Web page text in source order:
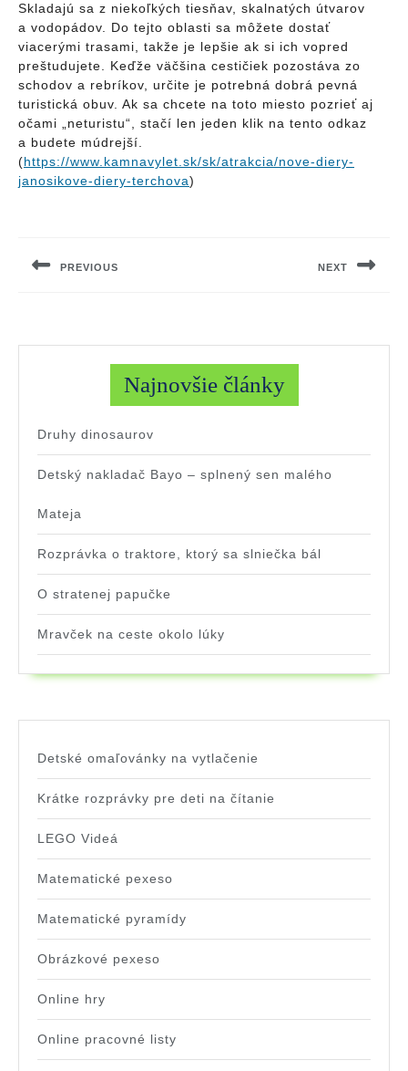
Skladajú sa z niekoľkých tiesňav, skalnatých útvarov
a vodopádov. Do tejto oblasti sa môžete dostať
viacerými trasami, takže je lepšie ak si ich vopred
preštudujete. Keďže väčšina cestičiek pozostáva zo
schodov a rebríkov, určite je potrebná dobrá pevná
turistická obuv. Ak sa chcete na toto miesto pozrieť aj
očami „neturistu“, stačí len jeden klik na tento odkaz
a budete múdrejší.
(https://www.kamnavylet.sk/sk/atrakcia/nove-diery-
janosikove-diery-terchova)
článkuPREVIOUS NEXT
Najnovšie články
Druhy dinosaurov
Detský nakladač Bayo – splnený sen malého
Mateja
Rozprávka o traktore, ktorý sa slniečka bál
O stratenej papučke
Mravček na ceste okolo lúky
Detské omaľovánky na vytlačenie
Krátke rozprávky pre deti na čítanie
LEGO Videá
Matematické pexeso
Matematické pyramídy
Obrázkové pexeso
Online hry
Online pracovné listy